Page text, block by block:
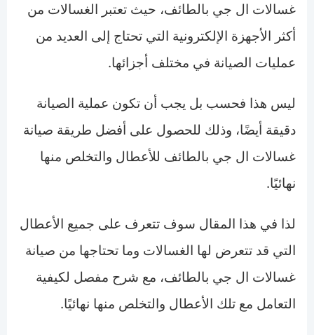
غسالات ال جي بالطائف، حيث تعتبر الغسالات من
أكثر الأجهزة الإلكترونية التي تحتاج إلى العديد من
عمليات الصيانة في مختلف أجزائها.
ليس هذا فحسب بل يجب أن تكون عملية الصيانة
دقيقة أيضًا، وذلك للحصول على أفضل طريقة صيانة
غسالات ال جي بالطائف للأعطال والتخلص منها
نهائيًا.
لذا في هذا المقال سوف تتعرف على جميع الأعطال
التي قد تتعرض لها الغسالات وما تحتاجها من صيانة
غسالات ال جي بالطائف، مع شرح مفصل لكيفية
التعامل مع تلك الأعطال والتخلص منها نهائيًا.